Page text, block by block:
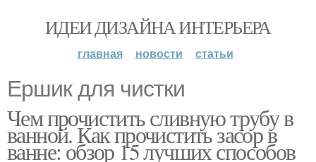
ИДЕИ ДИЗАЙНА ИНТЕРЬЕРА
главная новости статьи
Ершик для чистки
Чем прочистить сливную трубу в
ванной. Как прочистить засор в
ванне: обзор 15 лучших способов